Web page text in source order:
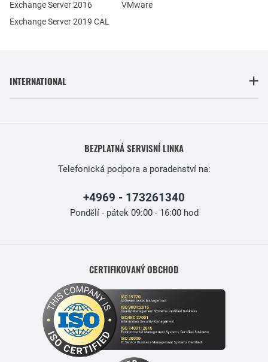
Exchange Server 2016
Exchange Server 2019 CAL
VMware
INTERNATIONAL
BEZPLATNÁ SERVISNÍ LINKA
Telefonická podpora a poradenství na:
+4969 - 173261340
Pondělí - pátek 09:00 - 16:00 hod
CERTIFIKOVANÝ OBCHOD